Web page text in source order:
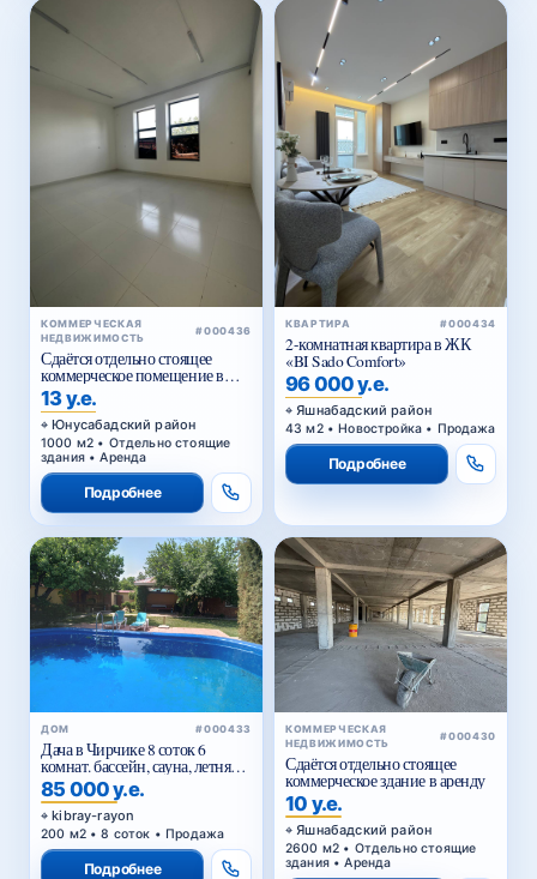
КОММЕРЧЕСКАЯ
НЕДВИЖИМОСТЬ
#000436
Сдаётся отдельно стоящее
коммерческое помещение в
аренду
13 у.е.
Юнусабадский район
1000 м2 • Отдельно стоящие
здания • Аренда
Подробнее
КВАРТИРА #000434
2-комнатная квартира в ЖК
«BI Sado Comfort»
96 000 у.е.
Яшнабадский район
43 м2 • Новостройка • Продажа
Подробнее
ДОМ #000433
Дача в Чирчике 8 соток 6
комнат. бассейн, сауна, летняя
кухня
85 000 у.е.
kibray-rayon
200 м2 • 8 соток • Продажа
Подробнее
КОММЕРЧЕСКАЯ
НЕДВИЖИМОСТЬ
#000430
Сдаётся отдельно стоящее
коммерческое здание в аренду
10 у.е.
Яшнабадский район
2600 м2 • Отдельно стоящие
здания • Аренда